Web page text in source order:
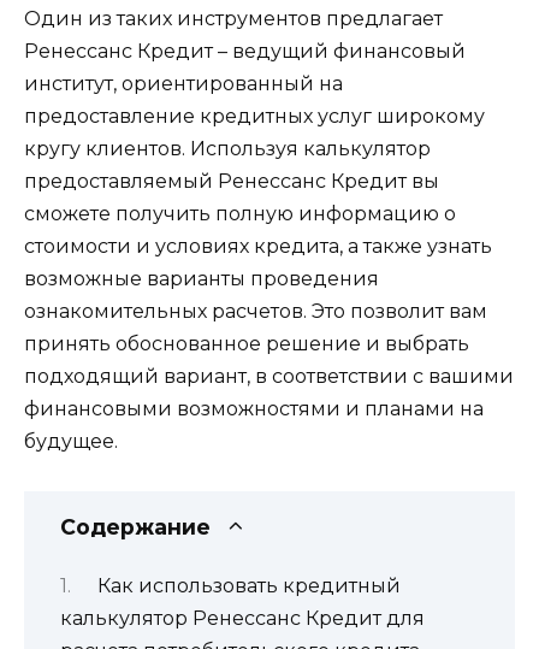
Один из таких инструментов предлагает
Ренессанс Кредит – ведущий финансовый
институт, ориентированный на
предоставление кредитных услуг широкому
кругу клиентов. Используя калькулятор
предоставляемый Ренессанс Кредит вы
сможете получить полную информацию о
стоимости и условиях кредита, а также узнать
возможные варианты проведения
ознакомительных расчетов. Это позволит вам
принять обоснованное решение и выбрать
подходящий вариант, в соответствии с вашими
финансовыми возможностями и планами на
будущее.
Содержание
Как использовать кредитный
калькулятор Ренессанс Кредит для